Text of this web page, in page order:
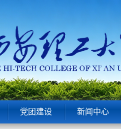
党团建设 新闻中心